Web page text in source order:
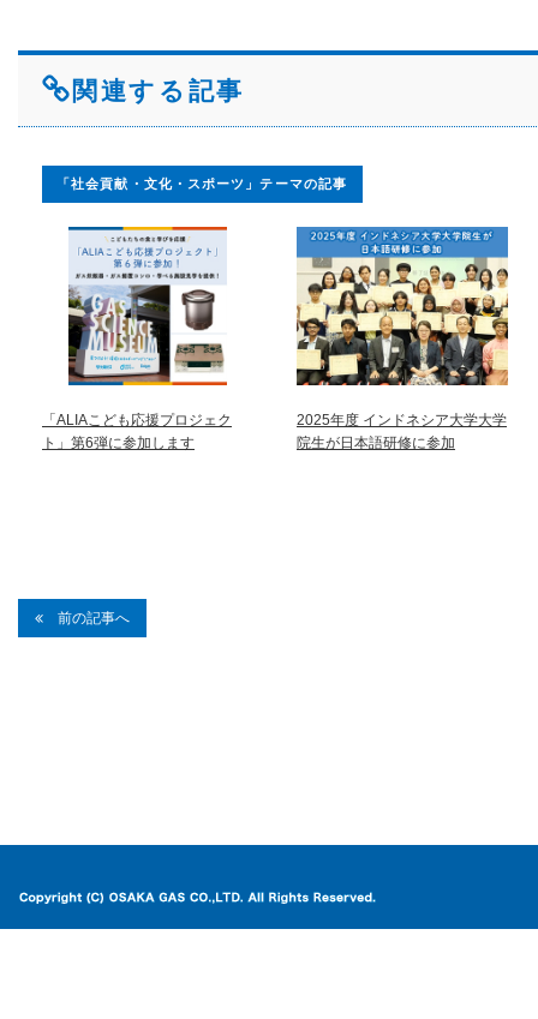
関連する記事
「社会貢献・文化・スポーツ」テーマの記事
「ALIAこども応援プロジェク
ト」第6弾に参加します
2025年度 インドネシア大学大学
院生が日本語研修に参加
前の記事へ